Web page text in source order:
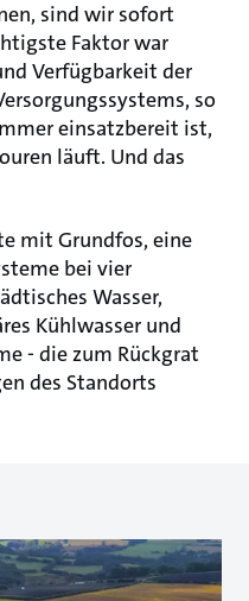
sind wir sofort
Faktor war
Verfügbarkeit der
so
einsatzbereit ist,
läuft. Und das
mit Grundfos, eine
bei vier
Wasser,
Kühlwasser und
- die zum Rückgrat
des Standorts